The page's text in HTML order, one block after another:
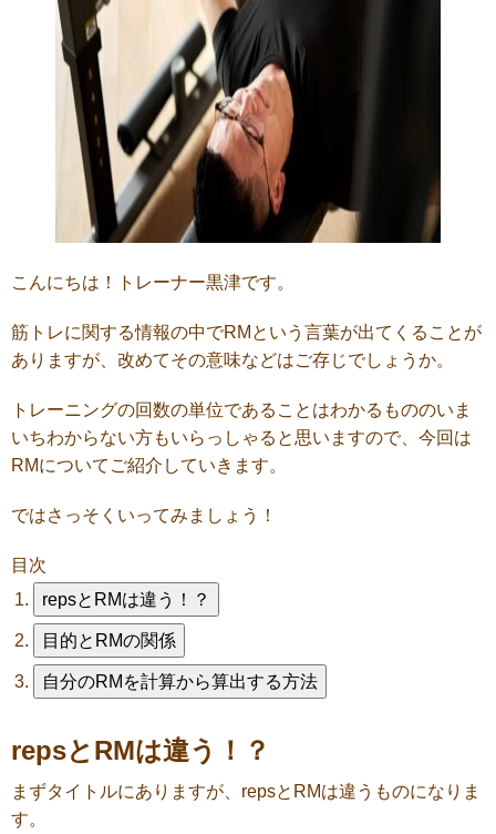
こんにちは！トレーナー黒津です。
筋トレに関する情報の中でRMという言葉が出てくることが
ありますが、改めてその意味などはご存じでしょうか。
トレーニングの回数の単位であることはわかるもののいま
いちわからない方もいらっしゃると思いますので、今回は
RMについてご紹介していきます。
ではさっそくいってみましょう！
目次
repsとRMは違う！？
目的とRMの関係
自分のRMを計算から算出する方法
repsとRMは違う！？
まずタイトルにありますが、repsとRMは違うものになりま
す。